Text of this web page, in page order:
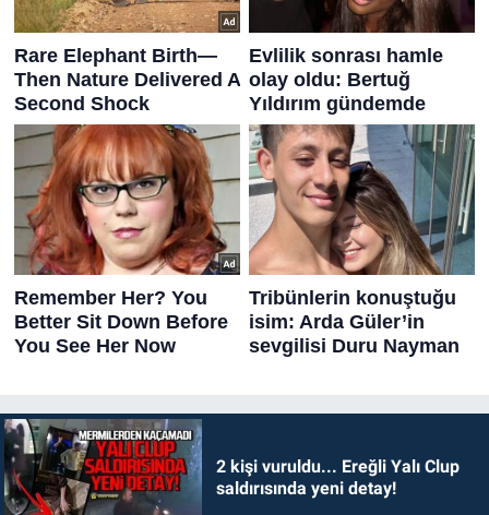
2 kişi vuruldu... Ereğli Yalı Clup
saldırısında yeni detay!